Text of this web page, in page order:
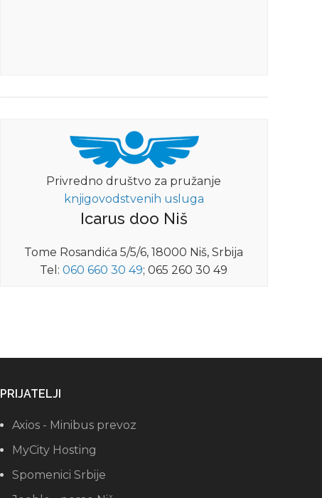
Privredno društvo za pružanje
knjigovodstvenih usluga
Icarus doo Niš
Tome Rosandića 5/5/6, 18000 Niš, Srbija
Tel:060 660 30 49; 065 260 30 49
PRIJATELJI
Axios - Minibus prevoz
MyCity Hosting
Spomenici Srbije